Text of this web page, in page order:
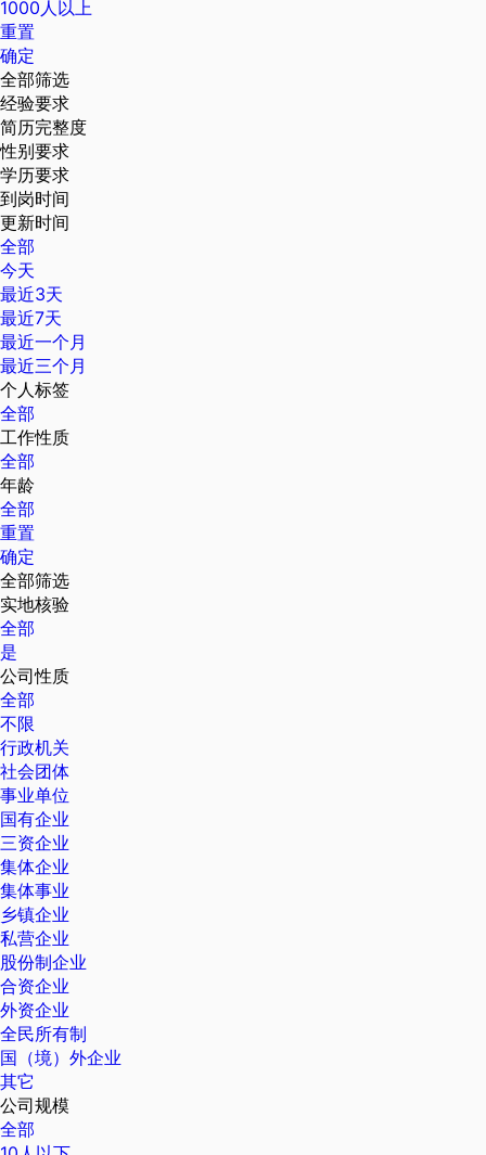
1000人以上
重置
确定
全部筛选
经验要求
简历完整度
性别要求
学历要求
到岗时间
更新时间
全部
今天
最近3天
最近7天
最近一个月
最近三个月
个人标签
全部
工作性质
全部
年龄
全部
重置
确定
全部筛选
实地核验
全部
是
公司性质
全部
不限
行政机关
社会团体
事业单位
国有企业
三资企业
集体企业
集体事业
乡镇企业
私营企业
股份制企业
合资企业
外资企业
全民所有制
国（境）外企业
其它
公司规模
全部